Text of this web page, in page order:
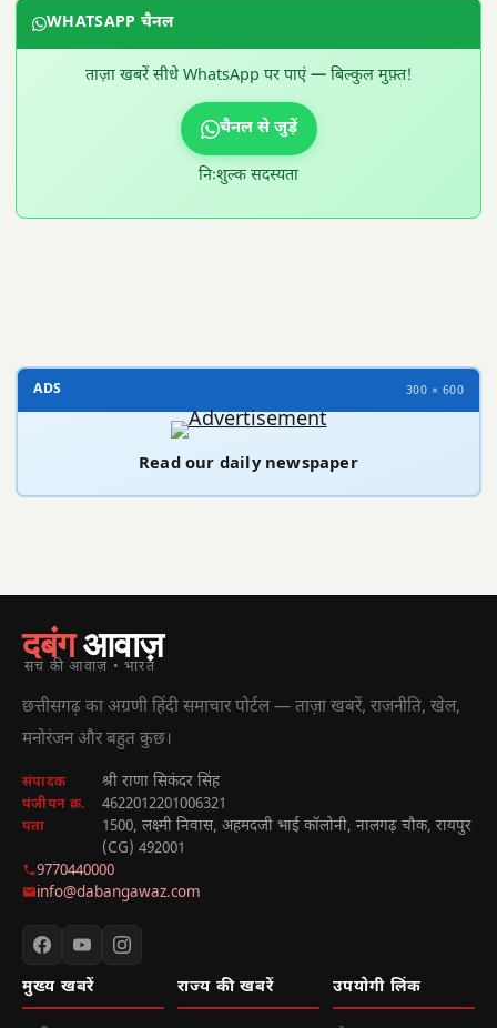
WHATSAPP चैनल
ताज़ा खबरें सीधे WhatsApp पर पाएं — बिल्कुल मुफ़्त!
चैनल से जुड़ें
निःशुल्क सदस्यता
ADS 300 × 600
Read our daily newspaper
दबंगआवाज़
सच की आवाज़ • भारत
छत्तीसगढ़ का अग्रणी हिंदी समाचार पोर्टल — ताज़ा खबरें, राजनीति, खेल,
मनोरंजन और बहुत कुछ।
संपादक श्री राणा सिकंदर सिंह
पंजीयन क्र. 4622012201006321
पता
1500, लक्ष्मी निवास, अहमदजी भाई कॉलोनी, नालगढ़ चौक, रायपुर
(CG) 492001
9770440000
info@dabangawaz.com
मुख्य खबरें राज्य की खबरें उपयोगी लिंक